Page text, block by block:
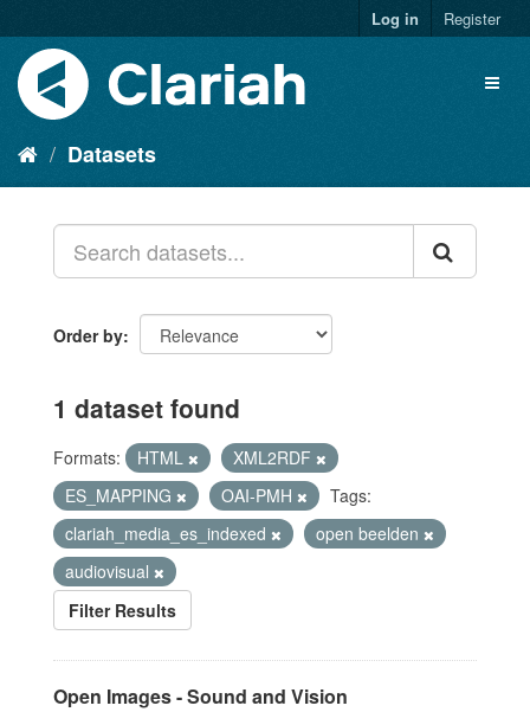
Log in Register
Datasets
Order by
1 dataset found
Formats: HTML
XML2RDF
ES_MAPPING
OAI-PMH
Tags:
clariah_media_es_indexed
open beelden
audiovisual
Filter Results
Open Images - Sound and Vision